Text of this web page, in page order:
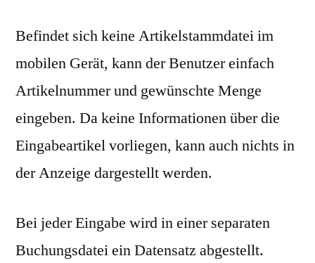
Befindet sich keine Artikelstammdatei im
mobilen Gerät, kann der Benutzer einfach
Artikelnummer und gewünschte Menge
eingeben. Da keine Informationen über die
Eingabeartikel vorliegen, kann auch nichts in
der Anzeige dargestellt werden.
Bei jeder Eingabe wird in einer separaten
Buchungsdatei ein Datensatz abgestellt.